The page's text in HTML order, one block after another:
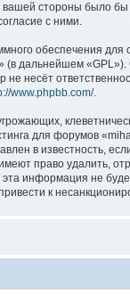
стороны было
с ними.
обеспечения для
(в дальнейшем «GPL»).
несёт
www.phpbb.com/.
для форумов
в известность,
право удалить,
информация не
к